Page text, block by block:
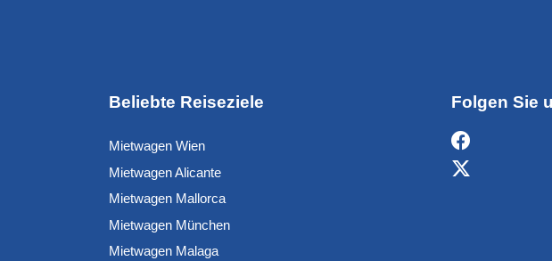
Beliebte Reiseziele
Mietwagen Wien
Mietwagen Alicante
Mietwagen Mallorca
Mietwagen München
Mietwagen Malaga
Folgen Sie